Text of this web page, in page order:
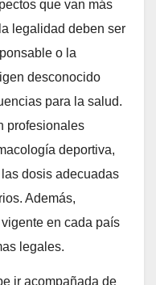
que van más
legalidad deben ser
o la
desconocido
para la salud.
profesionales
deportiva,
dosis adecuadas
Además,
en cada país
legales.
ir acompañada de